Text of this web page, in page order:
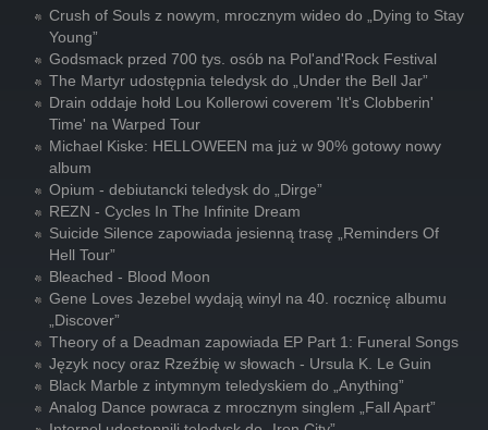
Crush of Souls z nowym, mrocznym wideo do „Dying to Stay
Young”
Godsmack przed 700 tys. osób na Pol'and'Rock Festival
The Martyr udostępnia teledysk do „Under the Bell Jar”
Drain oddaje hołd Lou Kollerowi coverem 'It's Clobberin'
Time' na Warped Tour
Michael Kiske: HELLOWEEN ma już w 90% gotowy nowy
album
Opium - debiutancki teledysk do „Dirge”
REZN - Cycles In The Infinite Dream
Suicide Silence zapowiada jesienną trasę „Reminders Of
Hell Tour”
Bleached - Blood Moon
Gene Loves Jezebel wydają winyl na 40. rocznicę albumu
„Discover”
Theory of a Deadman zapowiada EP Part 1: Funeral Songs
Język nocy oraz Rzeźbię w słowach - Ursula K. Le Guin
Black Marble z intymnym teledyskiem do „Anything”
Analog Dance powraca z mrocznym singlem „Fall Apart”